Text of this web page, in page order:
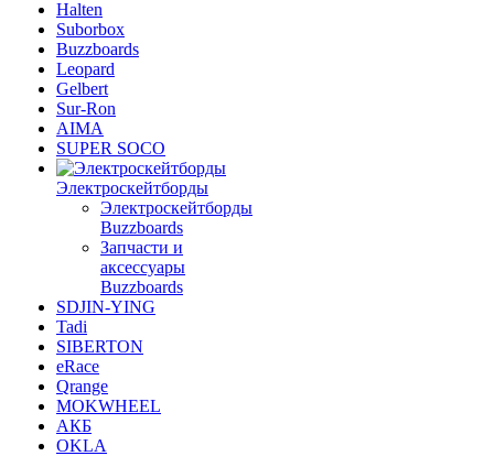
Halten
Suborbox
Buzzboards
Leopard
Gelbert
Sur-Ron
AIMA
SUPER SOCO
Электроскейтборды
Электроскейтборды
Buzzboards
Запчасти и
аксессуары
Buzzboards
SDJIN-YING
Tadi
SIBERTON
eRace
Qrange
MOKWHEEL
АКБ
OKLA